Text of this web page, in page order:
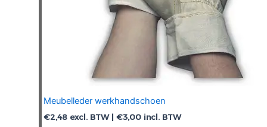
Meubelleder werkhandschoen
€2,48 excl. BTW | €3,00 incl. BTW